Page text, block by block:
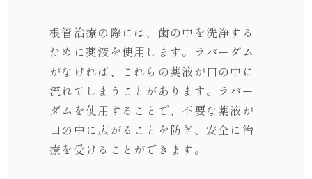
根管治療の際には、歯の中を洗浄する
ために薬液を使用します。ラバーダム
がなければ、これらの薬液が口の中に
流れてしまうことがあります。ラバー
ダムを使用することで、不要な薬液が
口の中に広がることを防ぎ、安全に治
療を受けることができます。